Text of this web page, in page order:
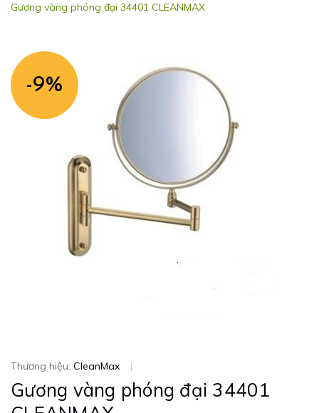
Gương vàng phóng đại 34401 CLEANMAX
-9%
Thương hiệu: CleanMax |
Gương vàng phóng đại 34401